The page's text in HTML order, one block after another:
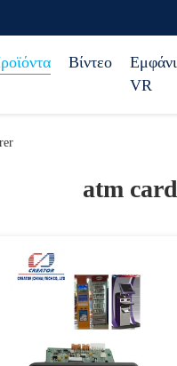
Βίντεο
VR
atm